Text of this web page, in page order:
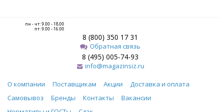
пн - чт: 9.00 - 18.00
пт: 9.00 - 16.00
8 (800) 350 17 31
Обратная связь
8 (495) 005-74-93
info@magazinsiz.ru
О компании Поставщикам Акции
Доставка и оплата
Самовывоз
Бренды Контакты
Вакансии